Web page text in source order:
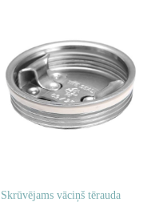
Skrūvējams vāciņš tērauda